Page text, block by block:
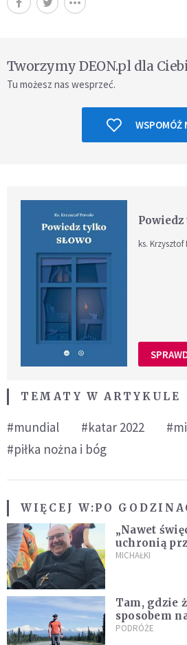
Tworzymy DEON.pl dla
Tu możesz nas wesprzeć.
WSPOMÓŻ
Powiedz
ks. Krzysztof
TEMATY W ARTYKULE
#mundial #katar 2022
#piłka nożna i bóg
WIĘCEJ W:PO
„Nawet
uchronią
MICHAŁKI
Tam, gdzie
sposobem
tygodnie na
PODRÓŻE